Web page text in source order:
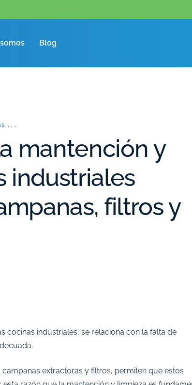
Blog
,,, ,
mantención y
industriales
filtros y
cocinas industriales, se relaciona con la falta de
extractoras y filtros, permiten que estos